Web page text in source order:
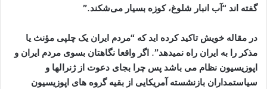
گفته اند “آب انبار شلوغ، کوزه بسیار می‌شکند.”
در مقاله خویش تاکید کرده اید که “مردم ایران یک چلپی مؤنث یا
مذکر را به ایران راه نمیدهد”. اگر واقعا نگاهتان بسوی مردم ایران و
اپوزیسیون نظام می باشد پس چرا بجای دعوت از ژنرالها و
سیاستمداران بازنشسته آمریکایی از بقیه گروه های اپوزیسیون